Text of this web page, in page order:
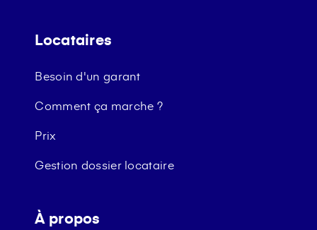
Locataires
Besoin d'un garant
Comment ça marche ?
Prix
Gestion dossier locataire
À propos